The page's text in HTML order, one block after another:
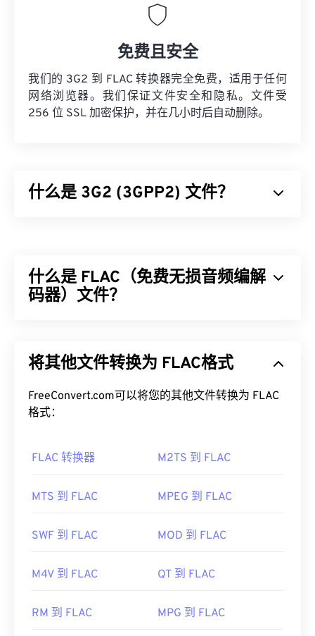
免费且安全
我们的 3G2 到 FLAC 转换器完全免费，适用于任何
网络浏览器。我们保证文件安全和隐私。文件受
256 位 SSL 加密保护，并在几小时后自动删除。
什么是 3G2 (3GPP2) 文件？
网络上的手机通过高速无线连接捕获、保存、传送和
播放媒体。
打开 3G2 的最佳应用程序是 AppleQuickTime
管 3G2 是为移动设备设计的，但该文件格式在大多
数操作系统上都可以轻松打开，包括 Linux、Mac 和
Windows。
添加字幕和副标题。它不支持交互式菜单，但与提供
此类支持的免费第三方工具兼容。例如 AutoGK
开发者：第三代合作伙伴计划 2 (3GPP2)
有用的链接：
什么是 FLAC（免费无损音频编解
码器）文件？
音频质量或原始数据。FLAC 通过使用一种
将文
无损压缩。
打开 FLAC 文件的默认程序是 VLC 媒体播放器
乐、兼容电话应用程序编程接口 (TAPI) ，并且不受
此外，可以实现 FLAC 的
编解码器 包括用于编码的
Audiocogs 。最后，正如名称中的“免费”一词所暗示
开发者： Xiph.Org 基金会
将其他文件转换为 FLAC格式
FreeConvert.com可以将您的其他文件转换为 FLAC
格式：
FLAC 转换器 M2TS 到 FLAC
MTS 到 FLAC MPEG 到 FLAC
SWF 到 FLAC MOD 到 FLAC
M4V 到 FLAC QT 到 FLAC
RM 到 FLAC MPG 到 FLAC